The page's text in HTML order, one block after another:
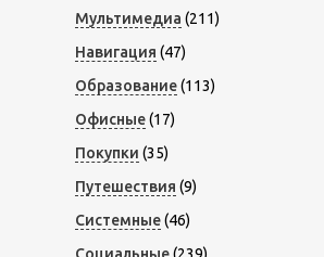
Мультимедиа (211)
Навигация (47)
Образование(113)
Офисные(17)
Покупки (35)
Путешествия (9)
Системные(46)
Социальные(239)